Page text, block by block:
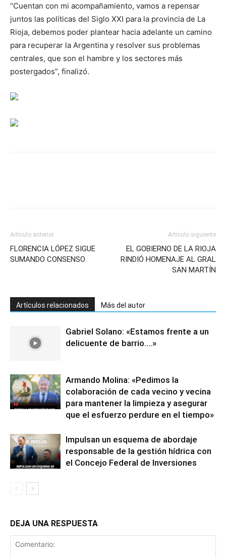
“Cuentan con mi acompañamiento, vamos a repensar
juntos las políticas del Siglo XXI para la provincia de La
Rioja, debemos poder plantear hacia adelante un camino
para recuperar la Argentina y resolver sus problemas
centrales, que son el hambre y los sectores más
postergados”, finalizó.
Artículo anterior
FLORENCIA LÓPEZ SIGUE
SUMANDO CONSENSO
Artículo siguiente
EL GOBIERNO DE LA RIOJA
RINDIÓ HOMENAJE AL GRAL
SAN MARTÍN
Artículos relacionados Más del autor
Gabriel Solano: «Estamos frente a un
delicuente de barrio….»
Armando Molina: «Pedimos la
colaboración de cada vecino y vecina
para mantener la limpieza y asegurar
que el esfuerzo perdure en el tiempo»
Impulsan un esquema de abordaje
responsable de la gestión hídrica con
el Concejo Federal de Inversiones
DEJA UNA RESPUESTA